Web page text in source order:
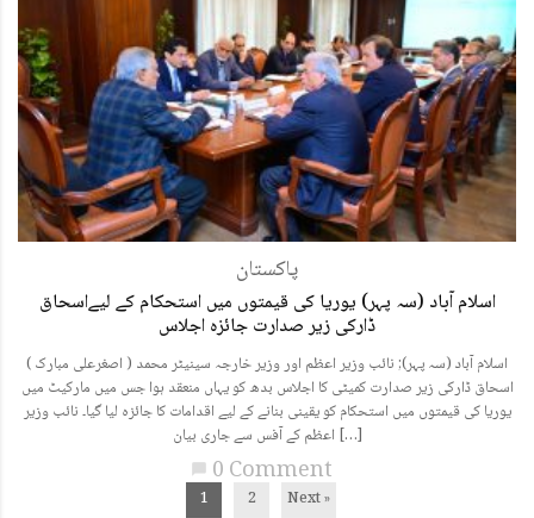
پاکستان
اسلام آباد (سہ پہر) یوریا کی قیمتوں میں استحکام کے لیےاسحاق
ڈارکی زیر صدارت جائزہ اجلاس
( اصغرعلی مبارک ) اسلام آباد (سہ پہر); نائب وزیر اعظم اور وزیر خارجہ سینیٹر محمد
اسحاق ڈارکی زیر صدارت کمیٹی کا اجلاس بدھ کو یہاں منعقد ہوا جس میں مارکیٹ میں
یوریا کی قیمتوں میں استحکام کو یقینی بنانے کے لیے اقدامات کا جائزہ لیا گیا۔ نائب وزیر
اعظم کے آفس سے جاری بیان […]
chat_bubble 0 Comment
1 2 Next »